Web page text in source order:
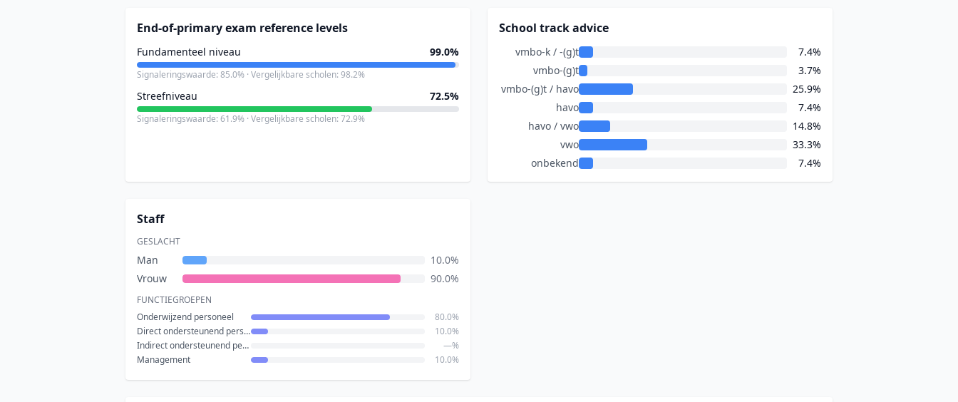
End-of-primary exam reference levels
Fundamenteel niveau 99.0%
Signaleringswaarde: 85.0% · Vergelijkbare scholen: 98.2%
Streefniveau 72.5%
Signaleringswaarde: 61.9% · Vergelijkbare scholen: 72.9%
School track advice
vmbo-k / -(g)t
7.4%
vmbo-(g)t
3.7%
vmbo-(g)t / havo
25.9%
havo
7.4%
havo / vwo
14.8%
vwo
33.3%
onbekend
7.4%
Staff
GESLACHT
Man
10.0%
Vrouw
90.0%
FUNCTIEGROEPEN
Onderwijzend personeel
80.0%
Direct ondersteunend personeel
10.0%
Indirect ondersteunend personeel
—%
Management
10.0%